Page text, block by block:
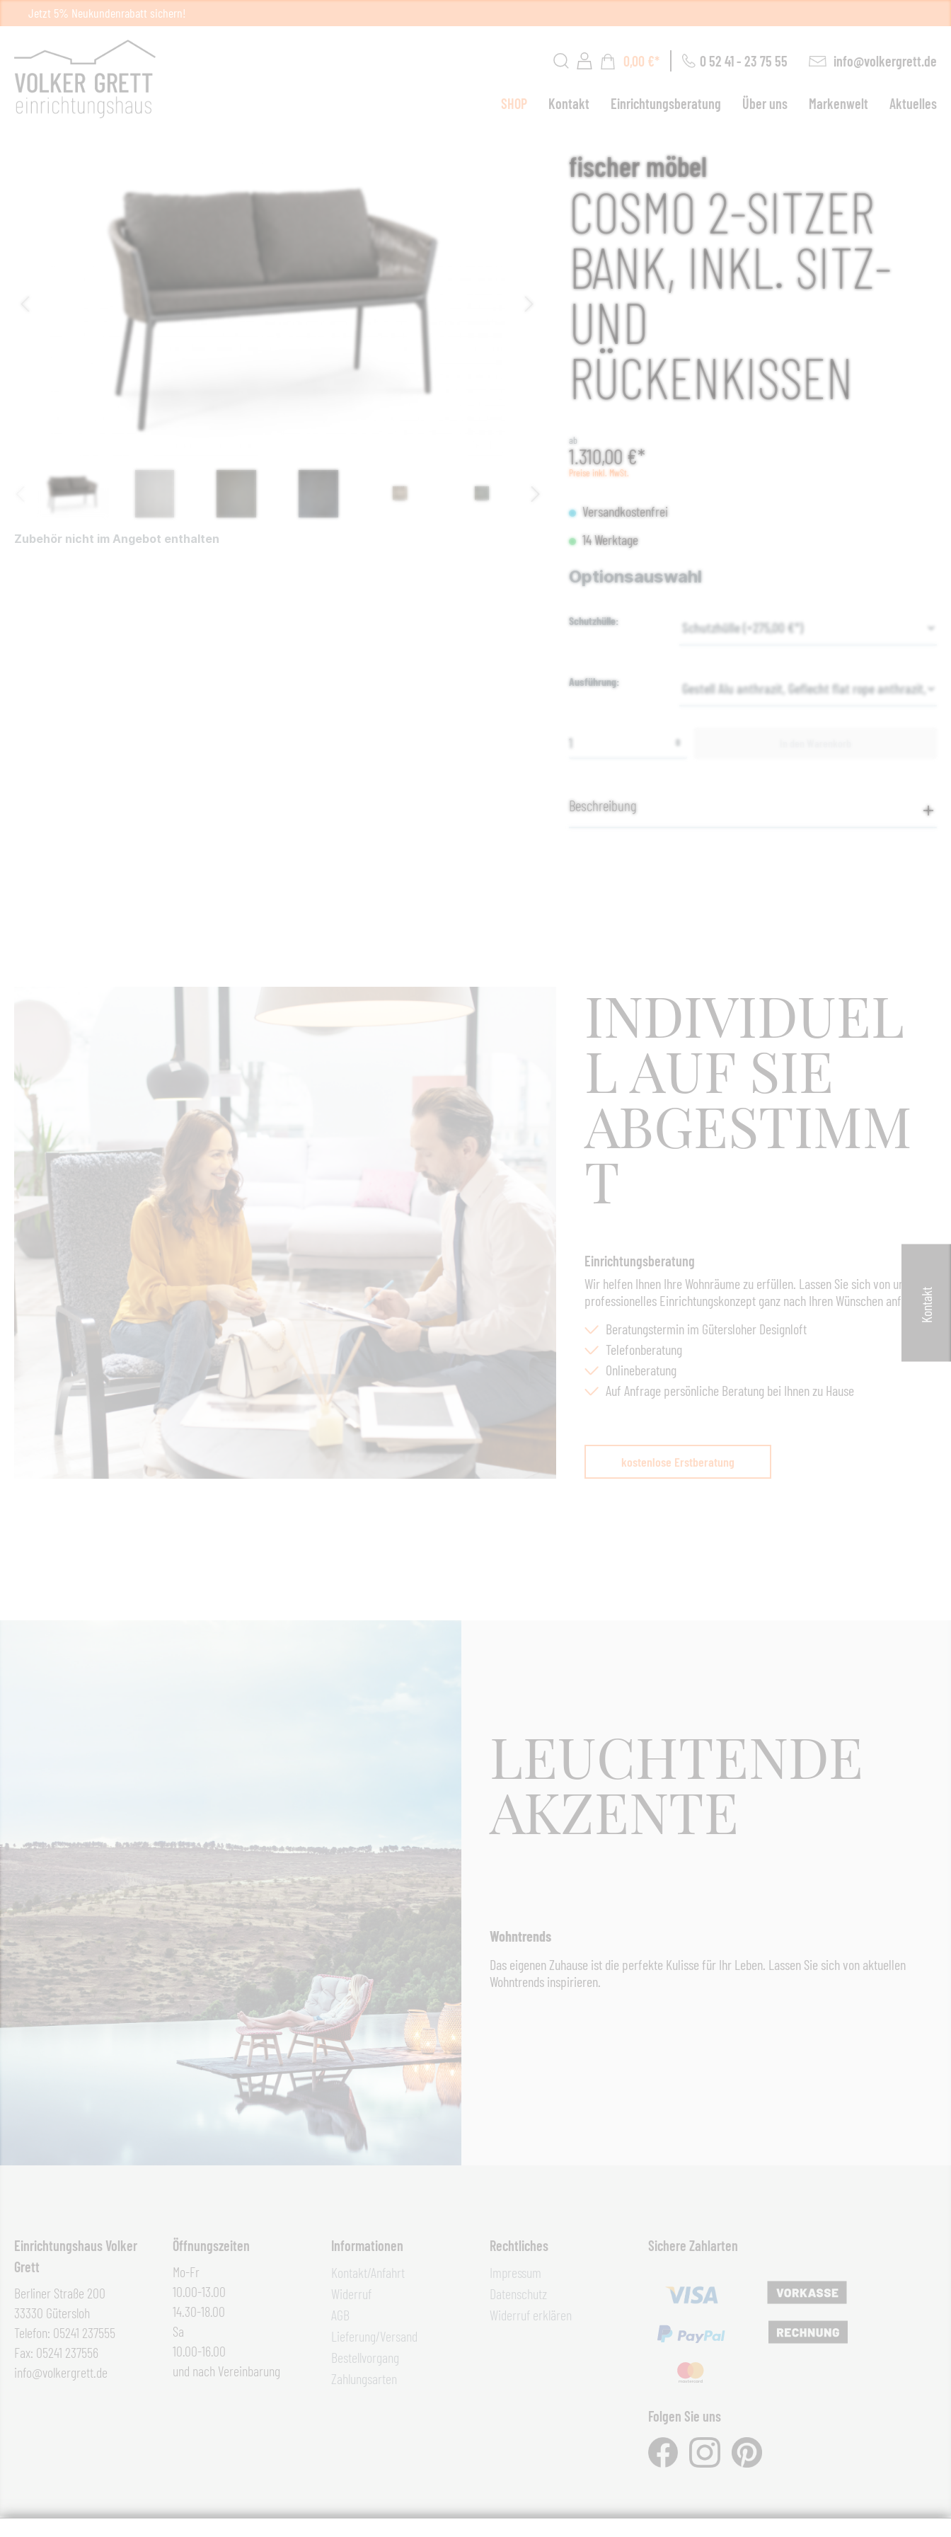
Jetzt 5% Neukundenrabatt sichern!
0,00 €* 0 52 41 - 23 75 55 info@volkergrett.de
SHOP Kontakt Einrichtungsberatung Über uns Markenwelt Aktuelles
Garten
Leuchten
Schlafen
Zubehör nicht im Angebot enthalten
fischer möbel
COSMO 2-SITZER
BANK, INKL. SITZ-
UND
RÜCKENKISSEN
ab
1.310,00 €*
Preise inkl. MwSt.
Versandkostenfrei
14 Werktage
Optionsauswahl
Schutzhülle
Ausführung
Beschreibung
Die Bänder sind aus wetterfesten, lichtechten Fasern. Die Outdoor-Kissen
bestehen aus einem robusten Bezug mit Reißverschluss.
Sitz-und Rückenkissen mit QuickDryFoam
Maße (B x T x H):134 x 61 x 77 cm, Sitzhöhe:48 cm
Weitere Stoffe / Qualitäten auf Anfrage erhältlich.
INDIVIDUEL
L AUF SIE
ABGESTIMM
T
Einrichtungsberatung
Wir helfen Ihnen Ihre Wohnräume zu erfüllen. Lassen Sie sich von uns ein
professionelles Einrichtungskonzept ganz nach Ihren Wünschen anfertigen
Beratungstermin im Gütersloher Designloft
Telefonberatung
Onlineberatung
Auf Anfrage persönliche Beratung bei Ihnen zu Hause
kostenlose Erstberatung
LEUCHTENDE
AKZENTE
Wohntrends
Das eigenen Zuhause ist die perfekte Kulisse für Ihr Leben. Lassen Sie sich von aktuellen
Wohntrends inspirieren.
Einrichtungshaus Volker
Grett
Berliner Straße 200
33330 Gütersloh
Telefon: 05241 237555
Fax: 05241 237556
info@volkergrett.de
Öffnungszeiten
Mo-Fr
10.00-13.00
14.30-18.00
Sa
10.00-16.00
und nach Vereinbarung
Informationen
Kontakt/Anfahrt
Widerruf
AGB
Lieferung/Versand
Bestellvorgang
Zahlungsarten
Rechtliches
Impressum
Datenschutz
Widerruf erklären
Sichere Zahlarten
Folgen Sie uns
Kontakt